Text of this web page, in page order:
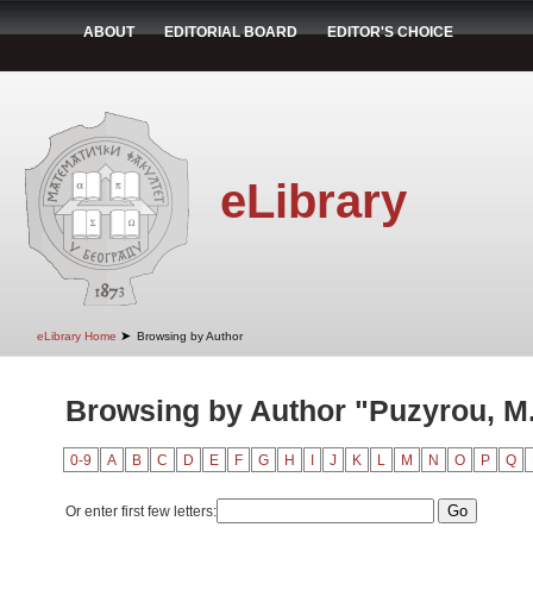
ABOUT EDITORIAL BOARD EDITOR'S CHOICE
eLibrary
eLibrary Home ➤ Browsing by Author
Browsing by Author "Puzyrou,
0-9 A B C D E F G H J K L M N O P Q
Or enter first few letters: